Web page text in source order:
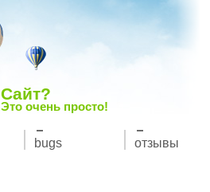
Сайт?
Это очень просто!
bugs отзывы